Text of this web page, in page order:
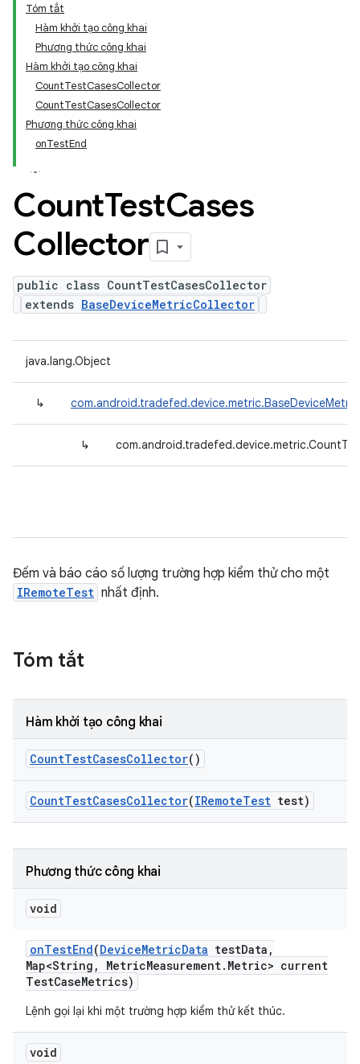
Tóm tắt
Hàm khởi tạo công khai
Phương thức công khai
Hàm khởi tạo công khai
CountTestCasesCollector
CountTestCasesCollector
Phương thức công khai
onTestEnd
CountTestCases
Collector
public class CountTestCasesCollector
extends BaseDeviceMetricCollector
java.lang.Object
↳
↳
Đếm và báo cáo số lượng trường hợp kiểm thử cho một
IRemoteTest nhất định.
Tóm tắt
Hàm khởi tạo công khai
CountTestCasesCollector()
CountTestCasesCollector(IRemoteTest test)
Phương thức công khai
void
onTestEnd(DeviceMetricData testData ,
Map<String , MetricMeasurement. Metric> current
TestCaseMetrics)
Lệnh gọi lại khi một trường hợp kiểm thử kết thúc.
void